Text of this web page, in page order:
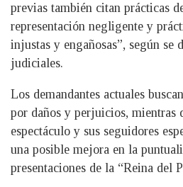
previas también citan prácticas
representación negligente y
injustas y engañosas”, según se
judiciales.
Los demandantes actuales
por daños y perjuicios, mientras
espectáculo y sus seguidores
una posible mejora en la
presentaciones de la “Reina del